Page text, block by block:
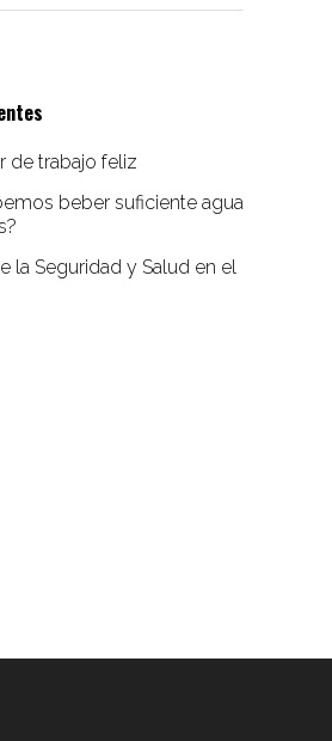
de trabajo feliz
beber suficiente agua
la Seguridad y Salud en el